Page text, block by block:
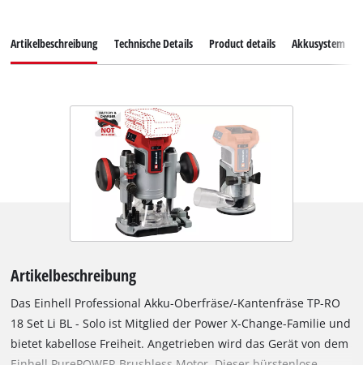
Artikelbeschreibung Technische Details Product details Akkusystem
Artikelbeschreibung
Das Einhell Professional Akku-Oberfräse/-Kantenfräse TP-RO
18 Set Li BL - Solo ist Mitglied der Power X-Change-Familie und
bietet kabellose Freiheit. Angetrieben wird das Gerät von dem